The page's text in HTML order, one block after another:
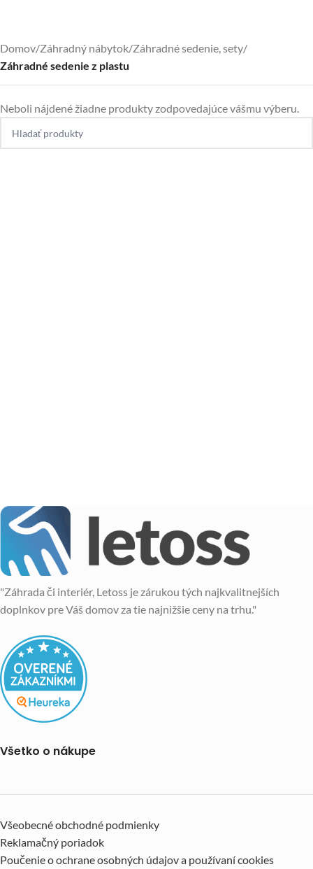
Domov/Záhradný nábytok/Záhradné sedenie, sety/
Záhradné sedenie z plastu
Neboli nájdené žiadne produkty zodpovedajúce vášmu výberu.
"Záhrada či interiér, Letoss je zárukou tých najkvalitnejších
doplnkov pre Váš domov za tie najnižšie ceny na trhu."
Všetko o nákupe
Všeobecné obchodné podmienky
Reklamačný poriadok
Poučenie o ochrane osobných údajov a používaní cookies